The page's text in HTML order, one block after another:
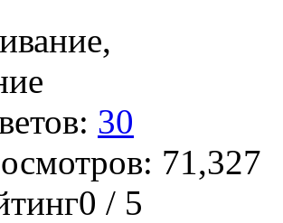
30
71,327
/ 5